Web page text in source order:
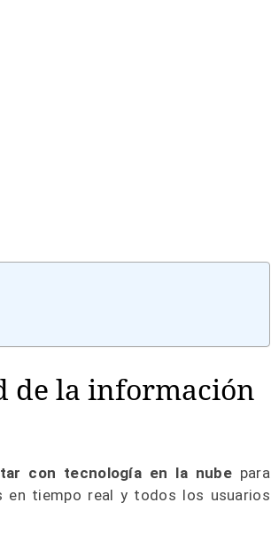
de la información
con tecnología en la nubepara
en tiempo real y todos los usuarios